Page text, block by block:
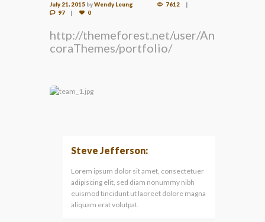
July 21, 2015 byWendy Leung
7612
97
0
http://themeforest.net/user/An
coraThemes/portfolio/
Steve Jefferson:
Lorem ipsum dolor sit amet, consectetuer
adipiscing elit, sed diam nonummy nibh
euismod tincidunt ut laoreet dolore magna
aliquam erat volutpat.